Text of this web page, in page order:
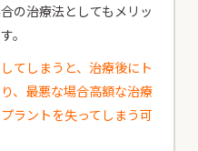
の治療法としてもメリッ
。
てしまうと、治療後にト
、最悪な場合高額な治療
ラントを失ってしまう可